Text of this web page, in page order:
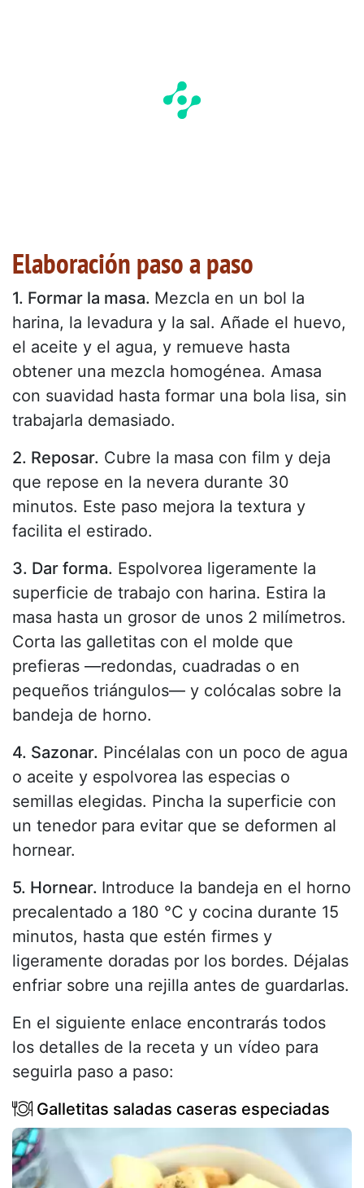
Elaboración paso a paso
1. Formar la masa. Mezcla en un bol la
harina, la levadura y la sal. Añade el huevo,
el aceite y el agua, y remueve hasta
obtener una mezcla homogénea. Amasa
con suavidad hasta formar una bola lisa, sin
trabajarla demasiado.
2. Reposar. Cubre la masa con film y deja
que repose en la nevera durante 30
minutos. Este paso mejora la textura y
facilita el estirado.
3. Dar forma. Espolvorea ligeramente la
superficie de trabajo con harina. Estira la
masa hasta un grosor de unos 2 milímetros.
Corta las galletitas con el molde que
prefieras —redondas, cuadradas o en
pequeños triángulos— y colócalas sobre la
bandeja de horno.
4. Sazonar. Pincélalas con un poco de agua
o aceite y espolvorea las especias o
semillas elegidas. Pincha la superficie con
un tenedor para evitar que se deformen al
hornear.
5. Hornear. Introduce la bandeja en el horno
precalentado a 180 °C y cocina durante 15
minutos, hasta que estén firmes y
ligeramente doradas por los bordes. Déjalas
enfriar sobre una rejilla antes de guardarlas.
En el siguiente enlace encontrarás todos
los detalles de la receta y un vídeo para
seguirla paso a paso:
Galletitas saladas caseras especiadas